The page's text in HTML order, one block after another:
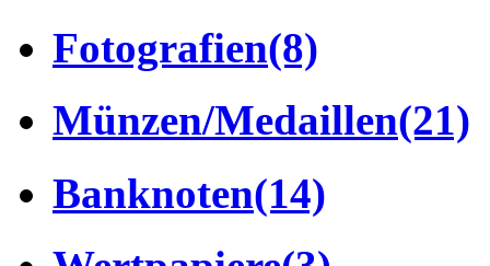
Fotografien(8)
Münzen/Medaillen(21)
Banknoten(14)